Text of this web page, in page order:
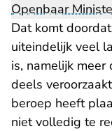
Openbaar
Dat komt
uiteindelijk veel
is, namelijk meer
deels
beroep heeft
niet volledig te